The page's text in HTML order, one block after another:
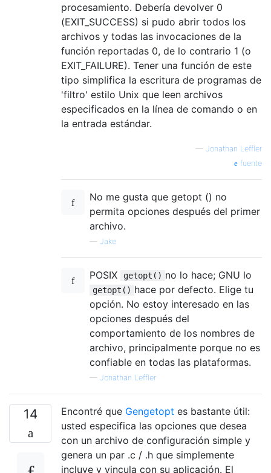
procesamiento. Debería devolver 0
(EXIT_SUCCESS) si pudo abrir todos los
archivos y todas las invocaciones de la
función reportadas 0, de lo contrario 1 (o
EXIT_FAILURE). Tener una función de este
tipo simplifica la escritura de programas de
'filtro' estilo Unix que leen archivos
especificados en la línea de comando o en
la entrada estándar.
— Jonathan Leffler
fuente
No me gusta que getopt () no
permita opciones después del primer
archivo.
— Jake
POSIX getopt() no lo hace; GNU lo
getopt() hace por defecto. Elige tu
opción. No estoy interesado en las
opciones después del
comportamiento de los nombres de
archivo, principalmente porque no es
confiable en todas las plataformas.
— Jonathan Leffler
14 Encontré que Gengetopt es bastante útil:
usted especifica las opciones que desea
con un archivo de configuración simple y
genera un par .c / .h que simplemente
incluye y vincula con su aplicación. El